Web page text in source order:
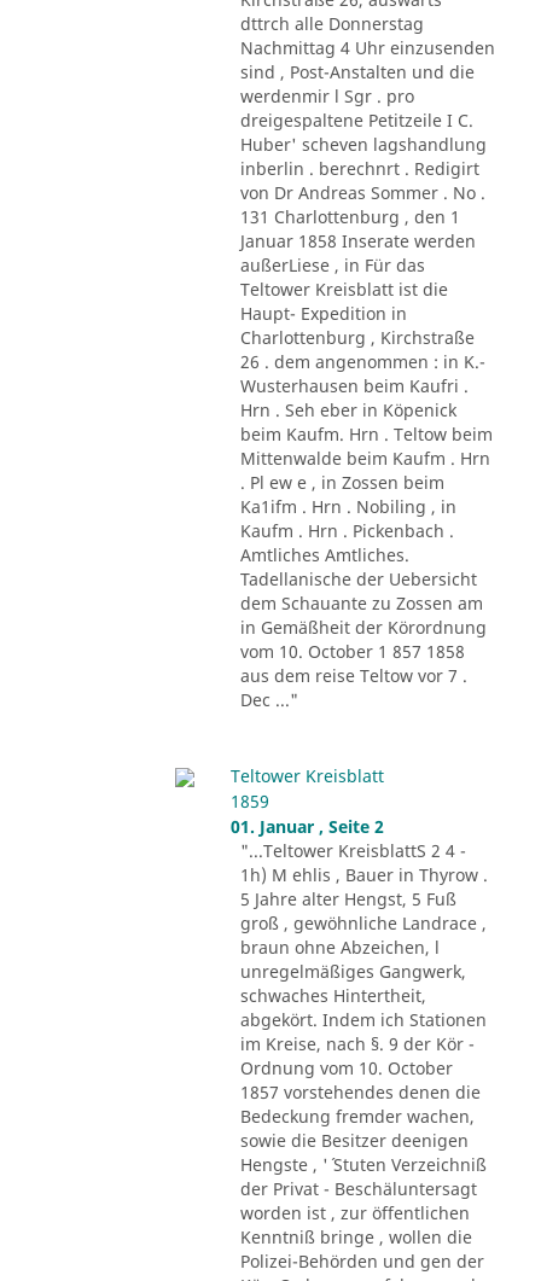
dttrch alle Donnerstag
Nachmittag 4 Uhr einzusenden
sind , Post-Anstalten und die
werdenmir l Sgr . pro
dreigespaltene Petitzeile I C.
Huber' scheven lagshandlung
inberlin . berechnrt . Redigirt
von Dr Andreas Sommer . No .
131 Charlottenburg , den 1
Januar 1858 Inserate werden
außerLiese , in Für das
Teltower Kreisblatt ist die
Haupt- Expedition in
Charlottenburg , Kirchstraße
26 . dem angenommen : in K.-
Wusterhausen beim Kaufri .
Hrn . Seh eber in Köpenick
beim Kaufm. Hrn . Teltow beim
Mittenwalde beim Kaufm . Hrn
. Pl ew e , in Zossen beim
Ka1ifm . Hrn . Nobiling , in
Kaufm . Hrn . Pickenbach .
Amtliches Amtliches.
Tadellanische der Uebersicht
dem Schauante zu Zossen am
in Gemäßheit der Körordnung
vom 10. October 1 857 1858
aus dem reise Teltow vor 7 .
Dec ..."
Teltower Kreisblatt
1859
01. Januar , Seite 2
"...Teltower KreisblattS 2 4 -
1h) M ehlis , Bauer in Thyrow .
5 Jahre alter Hengst, 5 Fuß
groß , gewöhnliche Landrace ,
braun ohne Abzeichen, l
unregelmäßiges Gangwerk,
schwaches Hintertheit,
abgekört. Indem ich Stationen
im Kreise, nach §. 9 der Kör -
Ordnung vom 10. October
1857 vorstehendes denen die
Bedeckung fremder wachen,
sowie die Besitzer deenigen
Hengste , '´ Stuten Verzeichniß
der Privat - Beschäluntersagt
worden ist , zur öffentlichen
Kenntniß bringe , wollen die
Polizei-Behörden und gen der